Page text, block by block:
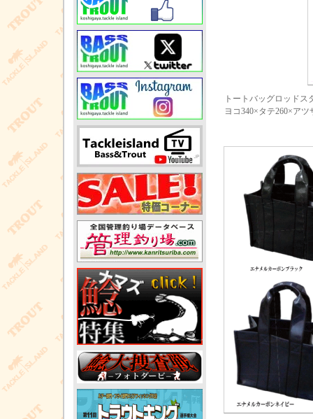
トートバッグロッドス
ヨコ340×タテ260×アツ